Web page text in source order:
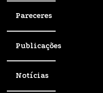
Pareceres
Publicações
Notícias